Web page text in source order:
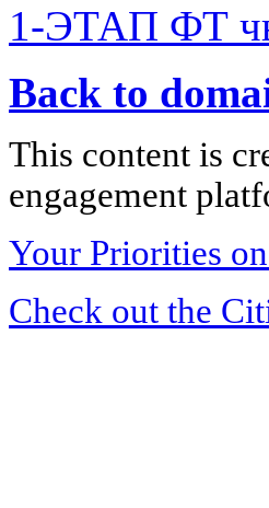
1-ЭТАП ФТ
Back to
This content is
engagement
Your Priorities
Check out the